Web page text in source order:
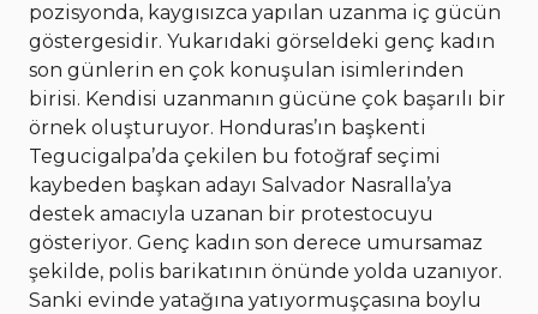
pozisyonda, kaygısızca yapılan uzanma iç gücün
göstergesidir. Yukarıdaki görseldeki genç kadın
son günlerin en çok konuşulan isimlerinden
birisi. Kendisi uzanmanın gücüne çok başarılı bir
örnek oluşturuyor. Honduras’ın başkenti
Tegucigalpa’da çekilen bu fotoğraf seçimi
kaybeden başkan adayı Salvador Nasralla’ya
destek amacıyla uzanan bir protestocuyu
gösteriyor. Genç kadın son derece umursamaz
şekilde, polis barikatının önünde yolda uzanıyor.
Sanki evinde yatağına yatıyormuşçasına boylu